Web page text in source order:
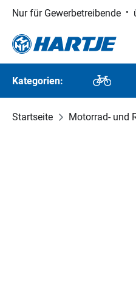
Hauptinhalt springen
Zur Suche springen
Zur Hauptnavigation
Nur für Gewerbetreibende
Kategorien: Fahrräder
Startseite Motorrad- und